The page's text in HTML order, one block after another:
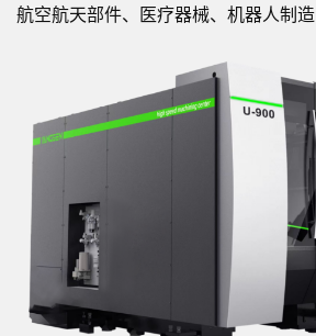
航空航天部件、医疗器械、机器人制造